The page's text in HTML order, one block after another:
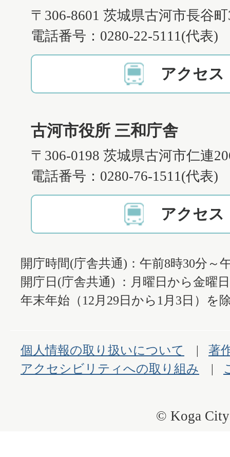
〒306-8601 茨城県古河市長谷
電話番号：0280-22-5111(代表)
アクセス
古河市役所 三和庁舎
〒306-0198 茨城県古河市仁連
電話番号：0280-76-1511(代表)
アクセス
開庁時間(庁舎共通)：午前8時30分～
開庁日(庁舎共通) ：月曜日から金曜
年末年始（12月29日から1月3日）を
個人情報の取り扱いについて
著
アクセシビリティへの取り組み
© Koga City